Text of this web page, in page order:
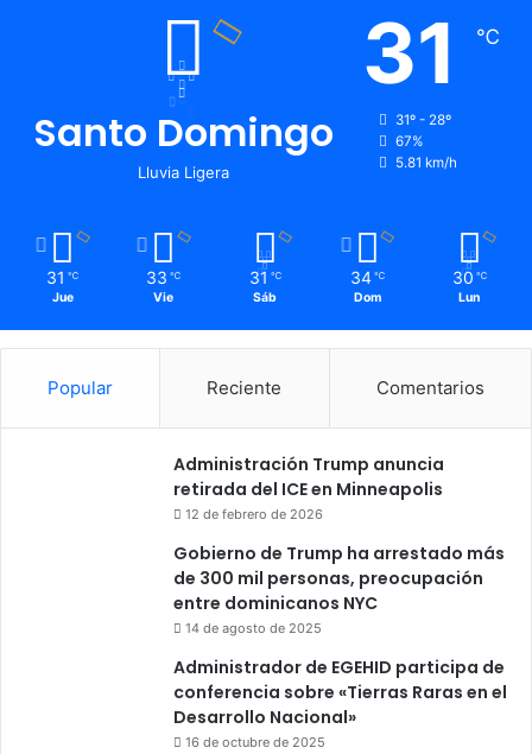
Santo Domingo
Lluvia Ligera
31 ℃
31º - 28º
67%
5.81 km/h
31 ℃
Jue
33 ℃
Vie
31 ℃
Sáb
34 ℃
Dom
30 ℃
Lun
Popular Reciente Comentarios
Administración Trump anuncia
retirada del ICE en Minneapolis
12 de febrero de 2026
Gobierno de Trump ha arrestado más
de 300 mil personas, preocupación
entre dominicanos NYC
14 de agosto de 2025
Administrador de EGEHID participa de
conferencia sobre «Tierras Raras en el
Desarrollo Nacional»
16 de octubre de 2025